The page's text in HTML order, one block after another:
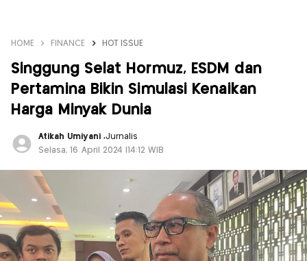
HOME FINANCE HOT ISSUE
Singgung Selat Hormuz, ESDM dan
Pertamina Bikin Simulasi Kenaikan
Harga Minyak Dunia
Atikah Umiyani ,Jurnalis
Selasa, 16 April 2024 |14:12 WIB